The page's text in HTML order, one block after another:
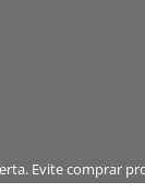
Evite comprar